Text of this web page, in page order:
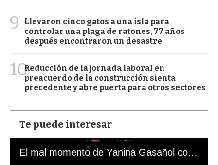
9
Llevaron cinco gatos a una isla para
controlar una plaga de ratones, 77 años
después encontraron un desastre
10Reducción de la jornada laboral en
preacuerdo de la construcción sienta
precedente y abre puerta para otros sectores
Te puede interesar
El mal momento de Yanina Gasañol con un hincha argentino en "Subrayado"